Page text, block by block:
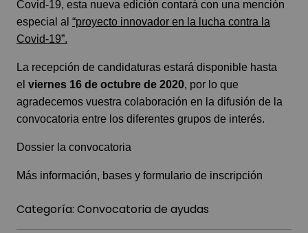
Covid-19, esta nueva edición contará con una mención
especial al “proyecto innovador en la lucha contra la
Covid-19”.
La recepción de candidaturas estará disponible hasta
el viernes 16 de octubre de 2020, por lo que
agradecemos vuestra colaboración en la difusión de la
convocatoria entre los diferentes grupos de interés.
Dossier la convocatoria
Más información, bases y formulario de inscripción
Categoría: Convocatoria de ayudas